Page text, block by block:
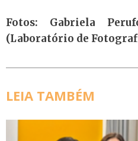
Fotos: Gabriela
(Laboratório de
LEIA TAMBÉM